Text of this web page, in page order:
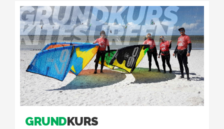
GRUNDKURS
KITESURFEN
GRUNDKURS